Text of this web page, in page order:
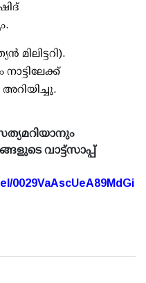
മിലിട്ടറി).
വാട്ട്സാപ്പ്
0029VaAscUeA89MdGi